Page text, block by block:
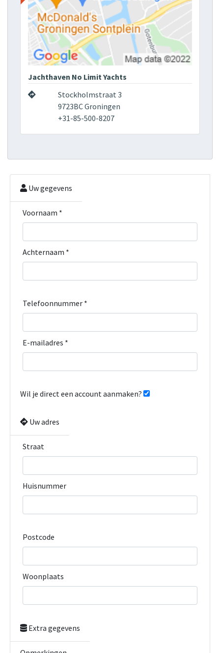
Jachthaven No Limit Yachts
Stockholmstraat 3
9723BC Groningen
+31-85-500-8207
Uw gegevens
Voornaam *
Achternaam *
Telefoonnummer *
E-mailadres *
Wil je direct een account aanmaken?
Uw adres
Straat
Huisnummer
Postcode
Woonplaats
Extra gegevens